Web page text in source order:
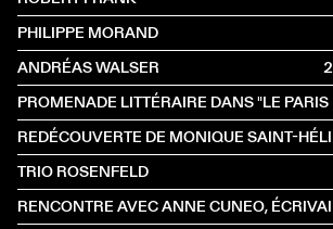
PHILIPPE MORAND
ANDRÉAS WALSER
REDÉCOUVERTE DE MONIQUE SAINT-
TRIO ROSENFELD
RENCONTRE AVEC ANNE CUNEO,